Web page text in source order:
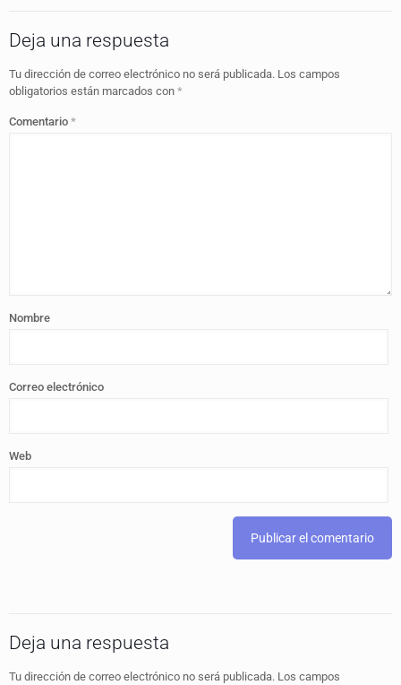
Deja una respuesta
Tu dirección de correo electrónico no será publicada. Los campos
obligatorios están marcados con *
Comentario *
Nombre
Correo electrónico
Web
Deja una respuesta
Tu dirección de correo electrónico no será publicada. Los campos